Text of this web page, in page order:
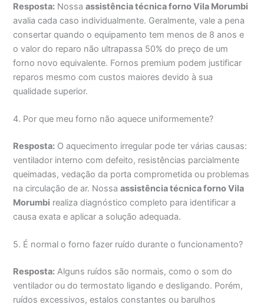
Resposta: Nossaassistência técnica forno Vila Morumbi
avalia cada caso individualmente. Geralmente, vale a pena
consertar quando o equipamento tem menos de 8 anos e
o valor do reparo não ultrapassa 50% do preço de um
forno novo equivalente. Fornos premium podem justificar
reparos mesmo com custos maiores devido à sua
qualidade superior.
4. Por que meu forno não aquece uniformemente?
Resposta: O aquecimento irregular pode ter várias causas:
ventilador interno com defeito, resistências parcialmente
queimadas, vedação da porta comprometida ou problemas
na circulação de ar. Nossaassistência técnica forno Vila
Morumbi realiza diagnóstico completo para identificar a
causa exata e aplicar a solução adequada.
5. É normal o forno fazer ruído durante o funcionamento?
Resposta: Alguns ruídos são normais, como o som do
ventilador ou do termostato ligando e desligando. Porém,
ruídos excessivos, estalos constantes ou barulhos